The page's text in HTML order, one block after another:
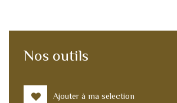
Nos outils
Ajouter à ma selection